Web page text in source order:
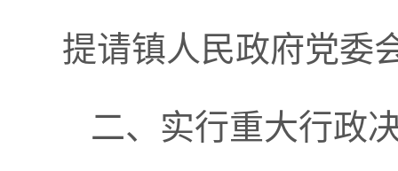
提请镇人民政府党委
二、实行重大行政